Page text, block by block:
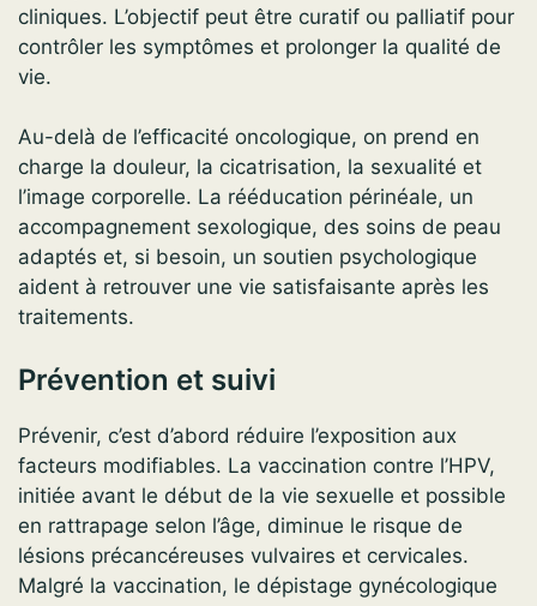
cliniques. L’objectif peut être curatif ou palliatif pour
contrôler les symptômes et prolonger la qualité de
vie.
Au-delà de l’efficacité oncologique, on prend en
charge la douleur, la cicatrisation, la sexualité et
l’image corporelle. La rééducation périnéale, un
accompagnement sexologique, des soins de peau
adaptés et, si besoin, un soutien psychologique
aident à retrouver une vie satisfaisante après les
traitements.
Prévention et suivi
Prévenir, c’est d’abord réduire l’exposition aux
facteurs modifiables. La vaccination contre l’HPV,
initiée avant le début de la vie sexuelle et possible
en rattrapage selon l’âge, diminue le risque de
lésions précancéreuses vulvaires et cervicales.
Malgré la vaccination, le dépistage gynécologique